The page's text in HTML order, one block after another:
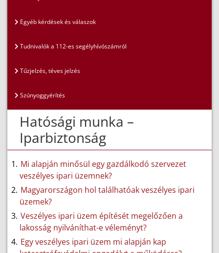
Egyéb kérdések és válaszok
Tudnivalók a 112-es segélyhívószámról
Tűzjelzés, téves jelzés
Szúnyoggyérítés
Hatósági munka –
Iparbiztonság
Mi alapján minősül egy gazdálkodó szervezet
veszélyes ipari üzemnek?
Magyarországon hol találhatóak veszélyes ipari
üzemek?
Veszélyes ipari üzem építését megelőzően a
lakosság nyilváníthat-e véleményt?
Egy veszélyes ipari üzem mi alapján kap